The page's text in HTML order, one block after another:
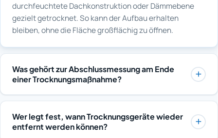
durchfeuchtete Dachkonstruktion oder Dämmebene
gezielt getrocknet. So kann der Aufbau erhalten
bleiben, ohne die Fläche großflächig zu öffnen.
Was gehört zur Abschlussmessung am Ende
einer Trocknungsmaßnahme?
Bei der Abschlussmessung werden alle dokumentierten
Messstellen erneut geprüft und mit Ausgangs- sowie
Zielwerten verglichen. Estrich, Dämmschicht und
Wer legt fest, wann Trocknungsgeräte wieder
entfernt werden können?